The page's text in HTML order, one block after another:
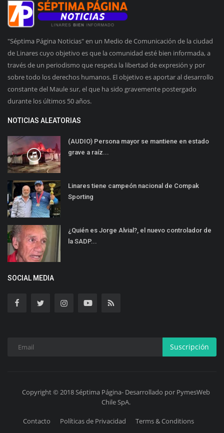
"Séptima Página Noticias" en un Medio de Comunicación de la ciudad
de Linares cuyo objetivo es que la comunidad esté bien informada, a
través de un periodismo que respeta la libertad de expresión y por
sobre todo los derechos humanos. El objetivo es aportar al desarrollo
constante del Maule sur, el que ha sido gravemente postergado
durante los últimos 50 años.
NOTICIAS ALEATORIAS
(AUDIO) Persona mayor se mantiene en estado
grave a raíz...
Linares tiene campeón nacional de Compak
Sporting
¿Quién es Jorge Alvial?, el nuevo controlador de
la SADP...
SOCIAL MEDIA
Suscripción
Copyright © 2018 Séptima Página- Desarrollado por PymesWeb
Chile SpA.
Contacto Políticas de Privacidad Terms & Conditions